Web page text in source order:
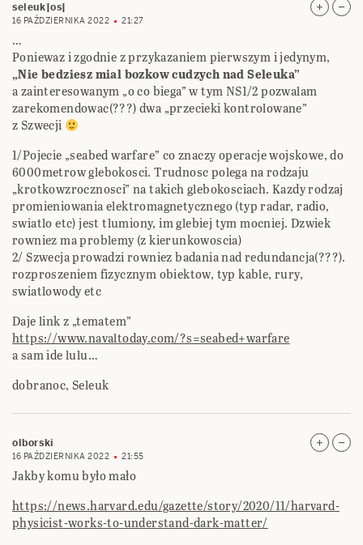
seleuk|os|
16 PAŹDZIERNIKA 2022 21:27
…
Poniewaz i zgodnie z przykazaniem pierwszym i jedynym,
„Nie bedziesz mial bozkow cudzych nad Seleuka”
a zainteresowanym „o co biega” w tym NS1/2 pozwalam
zarekomendowac(???) dwa „przecieki kontrolowane”
z Szwecji
1/Pojecie „seabed warfare” co znaczy operacje wojskowe, do
6000metrow glebokosci. Trudnosc polega na rodzaju
„krotkowzrocznosci” na takich glebokosciach. Kazdy rodzaj
promieniowania elektromagnetycznego (typ radar, radio,
swiatlo etc) jest tlumiony, im glebiej tym mocniej. Dzwiek
rowniez ma problemy (z kierunkowoscia)
2/ Szwecja prowadzi rowniez badania nad redundancja(???).
rozproszeniem fizycznym obiektow, typ kable, rury,
swiatlowody etc
Daje link z „tematem”
https://www.navaltoday.com/?s=seabed+warfare
a sam ide lulu…
dobranoc, Seleuk
olborski
16 PAŹDZIERNIKA 2022 21:55
Jakby komu było mało
https://news.harvard.edu/gazette/story/2020/11/harvard-
physicist-works-to-understand-dark-matter/